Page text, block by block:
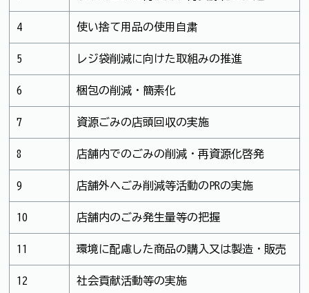
4 使い捨て用品の使用自粛
5 レジ袋削減に向けた取組みの推進
6 梱包の削減・簡素化
7 資源ごみの店頭回収の実施
8 店舗内でのごみの削減・再資源化啓発
9 店舗外へごみ削減等活動のPRの実施
10 店舗内のごみ発生量等の把握
11 環境に配慮した商品の購入又は製造・販売
12 社会貢献活動等の実施